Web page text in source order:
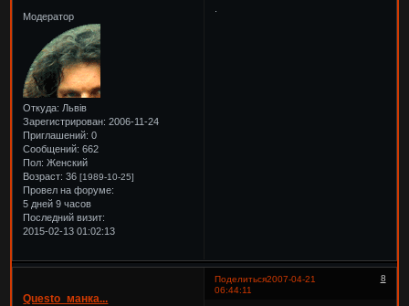
Модератор
Откуда: Львів
Зарегистрирован: 2006-11-24
Приглашений: 0
Сообщений: 662
Пол: Женский
Возраст: 36[1989-10-25]
Провел на форуме:
5 дней 9 часов
Последний визит:
2015-02-13 01:02:13
Поделиться 8
2007-04-21
06:44:11
Questo_манка...